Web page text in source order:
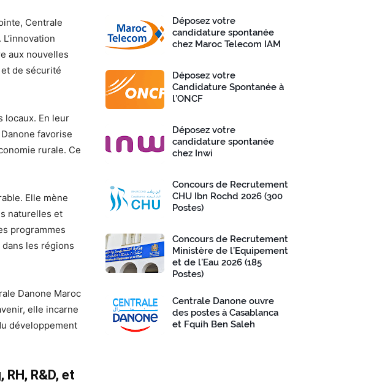
Centrale
aux nouvelles
de sécurité
locaux. En leur
favorise
rurale. Ce
Elle mène
naturelles et
programmes
les régions
Danone Maroc
elle incarne
développement
R&D, et
Déposez votre
candidature spontanée
chez Maroc Telecom IAM
Déposez votre
Candidature Spontanée à
l’ONCF
Déposez votre
candidature spontanée
chez Inwi
Concours de Recrutement
CHU Ibn Rochd 2026 (300
Postes)
Concours de Recrutement
Ministère de l’Equipement
et de l’Eau 2026 (185
Postes)
Centrale Danone ouvre
des postes à Casablanca
et Fquih Ben Saleh